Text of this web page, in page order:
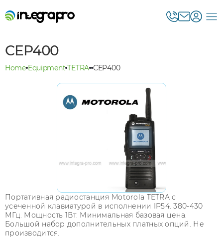
CEP400
Home Equipment TETRA CEP400
Портативная радиостанция Motorola TETRA с
усеченной клавиатурой в исполнении IP54. 380-430
МГц. Мощность 1Вт. Минимальная базовая цена.
Большой набор дополнительных платных опций. Не
производится.